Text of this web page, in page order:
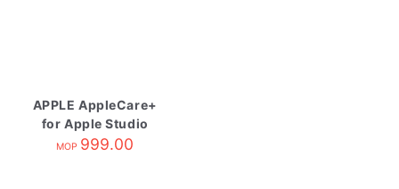
APPLE AppleCare+
for Apple Studio
Display
MOP 999.00